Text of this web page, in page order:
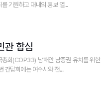
개최를 기원하고 대내외 홍보 열...
관 합심
총회(COP33) 남해안 남중권 유치를 위한
담회’를 개최하고, 분야별 추진 전략을 논의했다고 밝혔다. 이번 간담회에는 여수시와 전...